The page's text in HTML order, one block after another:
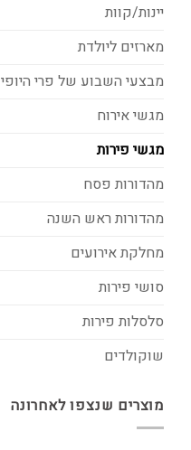
יינות/קוות
מארזים ליולדת
מבצעי השבוע של פרי היופי
מגשי אירוח
מגשי פירות
מהדורות פסח
מהדורות ראש השנה
מחלקת אירועים
סושי פירות
סלסלות פירות
שוקולדים
מוצרים שנצפו לאחרונה